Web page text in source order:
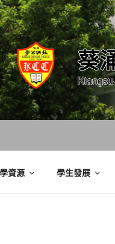
葵
資源 學生發展